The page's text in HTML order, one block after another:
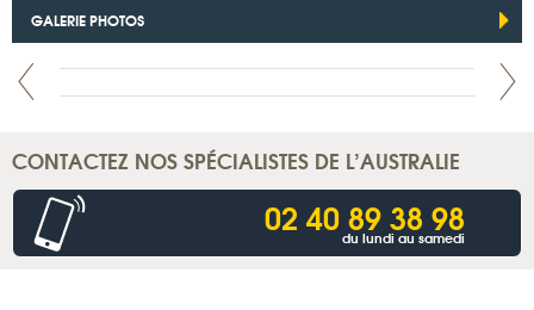
GALERIE PHOTOS
CONTACTEZ NOS SPÉCIALISTES DE L’AUSTRALIE
02 40 89 38 98
du lundi au samedi